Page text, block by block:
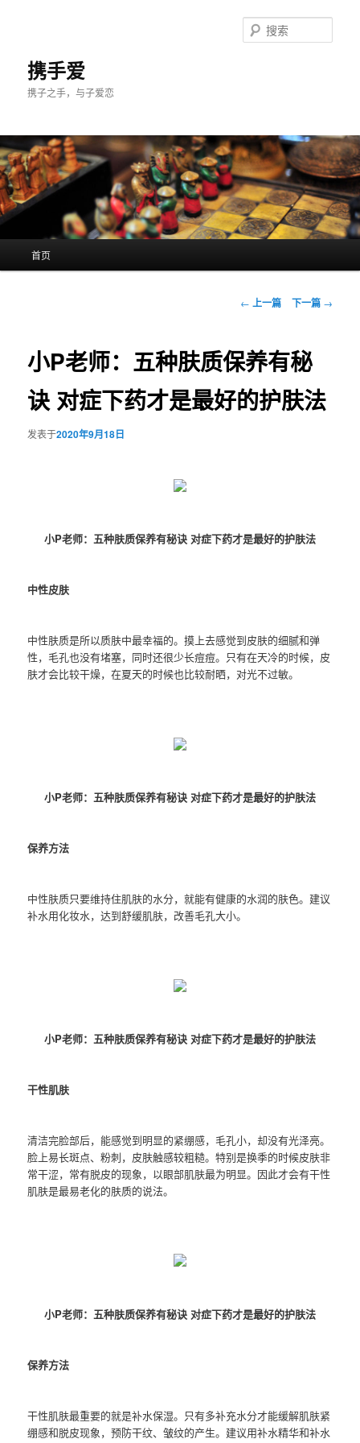
携手爱
携子之手，与子爱恋
索
首页
文
航
← 上一篇 下一篇 →
小P老师：五种肤质保养有秘
诀 对症下药才是最好的护肤法
发表于2020年9月18日
小P老师：五种肤质保养有秘诀 对症下药才是最好的护肤法
中性皮肤
中性肤质是所以质肤中最幸福的。摸上去感觉到皮肤的细腻和弹
性，毛孔也没有堵塞，同时还很少长痘痘。只有在天冷的时候，皮
肤才会比较干燥，在夏天的时候也比较耐晒，对光不过敏。
小P老师：五种肤质保养有秘诀 对症下药才是最好的护肤法
保养方法
中性肤质只要维持住肌肤的水分，就能有健康的水润的肤色。建议
补水用化妆水，达到舒缓肌肤，改善毛孔大小。
小P老师：五种肤质保养有秘诀 对症下药才是最好的护肤法
干性肌肤
清洁完脸部后，能感觉到明显的紧绷感，毛孔小，却没有光泽亮。
脸上易长斑点、粉刺，皮肤触感较粗糙。特别是换季的时候皮肤非
常干涩，常有脱皮的现象，以眼部肌肤最为明显。因此才会有干性
肌肤是最易老化的肤质的说法。
小P老师：五种肤质保养有秘诀 对症下药才是最好的护肤法
保养方法
干性肌肤最重要的就是补水保湿。只有多补充水分才能缓解肌肤紧
绷感和脱皮现象，预防干纹、皱纹的产生。建议用补水精华和补水